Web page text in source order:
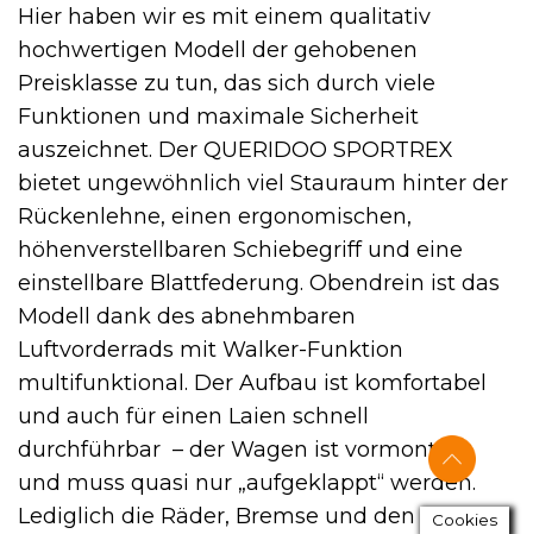
Hier haben wir es mit einem qualitativ
hochwertigen Modell der gehobenen
Preisklasse zu tun, das sich durch viele
Funktionen und maximale Sicherheit
auszeichnet. Der QUERIDOO SPORTREX
bietet ungewöhnlich viel Stauraum hinter der
Rückenlehne, einen ergonomischen,
höhenverstellbaren Schiebegriff und eine
einstellbare Blattfederung. Obendrein ist das
Modell dank des abnehmbaren
Luftvorderrads mit Walker-Funktion
multifunktional. Der Aufbau ist komfortabel
und auch für einen Laien schnell
durchführbar – der Wagen ist vormontiert
und muss quasi nur „aufgeklappt“ werden.
Lediglich die Räder, Bremse und den GriffCookies